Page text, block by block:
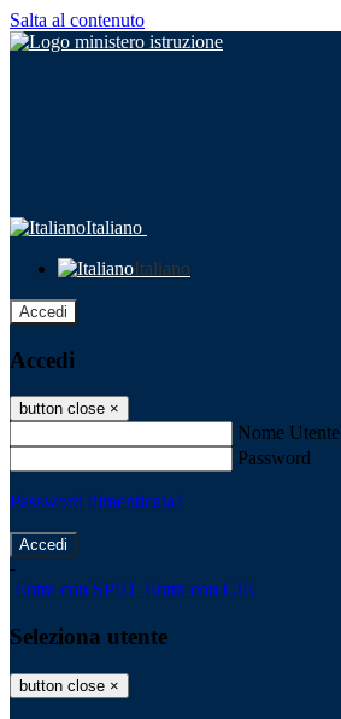
Salta al contenuto
Italiano
Italiano
Accedi
Accedi
button close ×
Nome Utente
Password
Password dimenticata?
-
Entra con SPID Entra con CIE
Seleziona utente
button close ×